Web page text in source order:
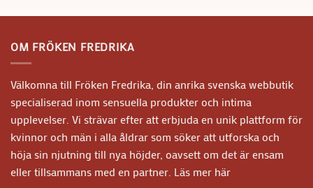
OM FRÖKEN FREDRIKA
Välkomna till Fröken Fredrika, din anrika svenska webbutik
specialiserad inom sensuella produkter och intima
upplevelser. Vi strävar efter att erbjuda en unik plattform för
kvinnor och män i alla åldrar som söker att utforska och
höja sin njutning till nya höjder, oavsett om det är ensam
eller tillsammans med en partner. Läs mer här